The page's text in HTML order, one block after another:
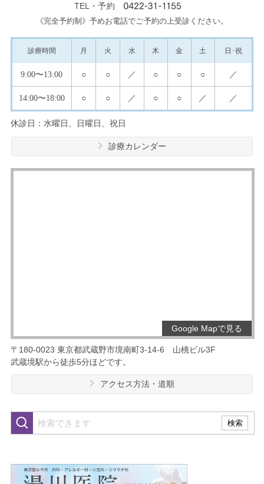
TEL・予約
《完全予約制》予めお電話でご予約の上受診ください。
診療時間 月 火 水 木 金 土 日･祝
9:00〜13:00 ○ ○ ／ ○ ○ ○ ／
14:00〜18:00 ○ ○ ／ ○ ○ ／ ／
休診日：水曜日、日曜日、祝日
診療カレンダー
Google Mapで見る
〒180-0023 東京都武蔵野市境南町3-14-6
山桃ビル3F
武蔵境駅から徒歩5分ほどです。
アクセス方法・道順